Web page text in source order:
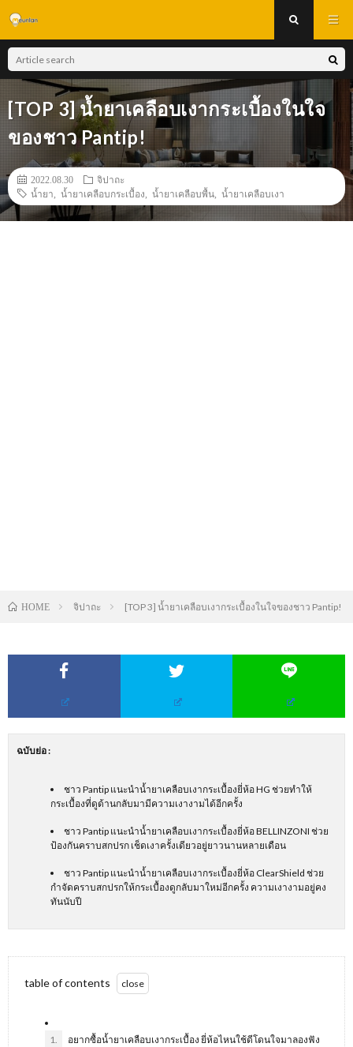
[TOP 3] น้ำยาเคลือบเงากระเบื้องในใจ
ของชาว Pantip!
2022.08.30
จิปาถะ
น้ำยา
น้ำยาเคลือบกระเบื้อง น้ำยาเคลือบพื้น น้ำยาเคลือบเงา
HOME จิปาถะ [TOP 3] น้ำยาเคลือบเงากระเบื้องในใจของชาว Pantip!
ฉบับย่อ:
ชาว Pantip แนะนำน้ำยาเคลือบเงากระเบื้องยี่ห้อ HG ช่วยทำให้
กระเบื้องที่ดูด้านกลับมามีความเงางามได้อีกครั้ง
ชาว Pantip แนะนำน้ำยาเคลือบเงากระเบื้องยี่ห้อ BELLINZONI ช่วย
ป้องกันคราบสกปรก เช็ดเงาครั้งเดียวอยู่ยาวนานหลายเดือน
ชาว Pantip แนะนำน้ำยาเคลือบเงากระเบื้องยี่ห้อ ClearShield ช่วย
กำจัดคราบสกปรกให้กระเบื้องดูกลับมาใหม่อีกครั้ง ความเงางามอยู่คง
ทันนับปี
table of contents
1.
อยากซื้อน้ำยาเคลือบเงากระเบื้อง ยี่ห้อไหนใช้ดีโดนใจมาลองฟัง